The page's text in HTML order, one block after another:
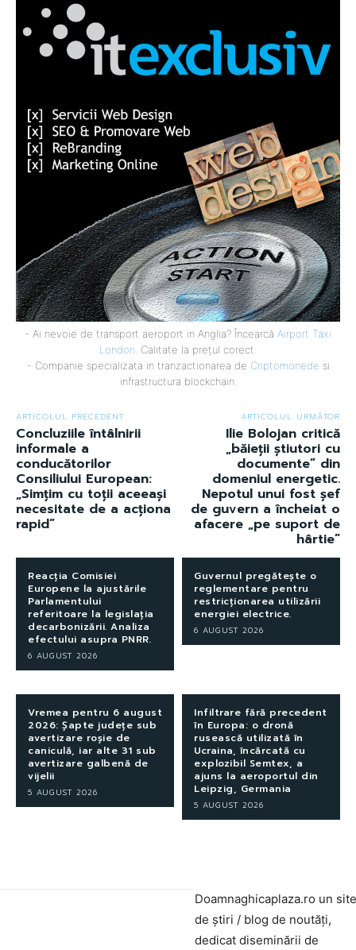
- Ai nevoie de transport aeroport in Anglia? Încearcă Airport Taxi
London. Calitate la prețul corect.
- Companie specializata in tranzactionarea de Criptomonede si
infrastructura blockchain.
ARTICOLUL PRECEDENT
Concluziile întâlnirii
informale a
conducătorilor
Consiliului European:
„Simţim cu toţii aceeaşi
necesitate de a acţiona
rapid”
ARTICOLUL URMĂTOR
Ilie Bolojan critică
„băieții știutori cu
documente” din
domeniul energetic.
Nepotul unui fost șef
de guvern a încheiat o
afacere „pe suport de
hârtie”
Reacția Comisiei
Europene la ajustările
Parlamentului
referitoare la legislația
decarbonizării. Analiza
efectului asupra PNRR.
6 AUGUST 2026
Guvernul pregătește o
reglementare pentru
restricționarea utilizării
energiei electrice.
6 AUGUST 2026
Vremea pentru 6 august
2026: Șapte județe sub
avertizare roșie de
caniculă, iar alte 31 sub
avertizare galbenă de
vijelii
5 AUGUST 2026
Infiltrare fără precedent
în Europa: o dronă
rusească utilizată în
Ucraina, încărcată cu
explozibil Semtex, a
ajuns la aeroportul din
Leipzig, Germania
5 AUGUST 2026
Doamnaghicaplaza.ro un site
de știri / blog de noutăți,
dedicat diseminării de